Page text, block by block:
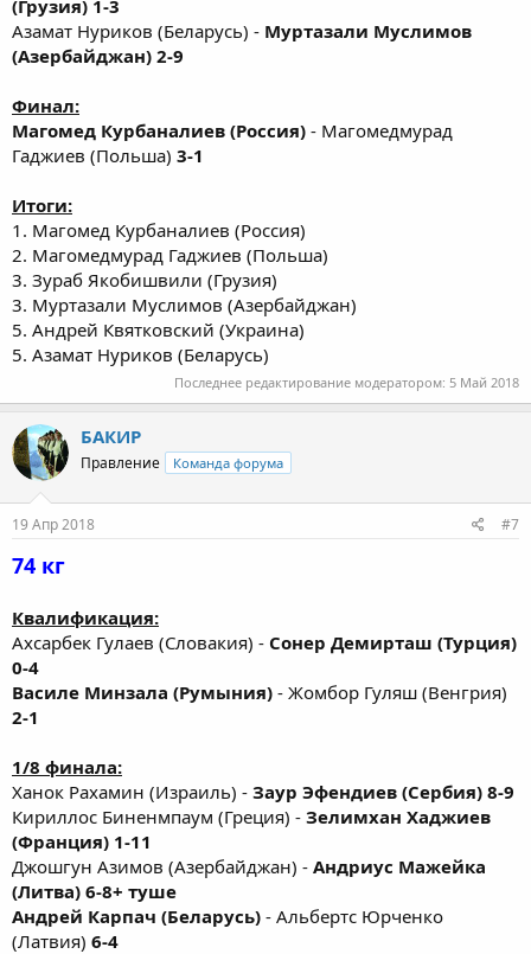
(Грузия) 1-3
Азамат Нуриков (Беларусь) - Муртазали Муслимов
(Азербайджан) 2-9
Финал:
Магомед Курбаналиев (Россия) - Магомедмурад
Гаджиев (Польша) 3-1
Итоги:
1. Магомед Курбаналиев (Россия)
2. Магомедмурад Гаджиев (Польша)
3. Зураб Якобишвили (Грузия)
3. Муртазали Муслимов (Азербайджан)
5. Андрей Квятковский (Украина)
5. Азамат Нуриков (Беларусь)
Последнее редактирование модератором: 5 Май 2018
БАКИР
Правление Команда форума
19 Апр 2018 #7
74 кг
Квалификация:
Ахсарбек Гулаев (Словакия) - Сонер Демирташ (Турция)
0-4
Василе Минзала (Румыния) - Жомбор Гуляш (Венгрия)
2-1
1/8 финала:
Ханок Рахамин (Израиль) - Заур Эфендиев (Сербия) 8-9
Кириллос Биненмпаум (Греция) - Зелимхан Хаджиев
(Франция) 1-11
Джошгун Азимов (Азербайджан) - Андриус Мажейка
(Литва) 6-8+ туше
Андрей Карпач (Беларусь) - Альбертс Юрченко
(Латвия) 6-4